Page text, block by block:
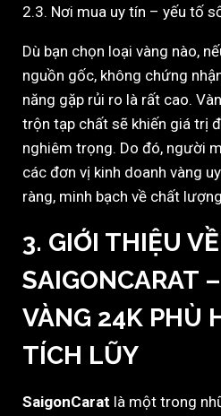
2.3. Nơi mua uy tín – yếu tố
Dù bạn chọn loại vàng nào,
nguồn gốc, không chứng
năng gặp rủi ro là rất cao.
trộn tạp chất sẽ khiến giá trị
nghiêm trọng. Do đó, người
các đơn vị kinh doanh vàng
ràng, minh bạch về chất
3. GIỚI THIỆU VỀ
SAIGONCARAT
VÀNG 24K PHÙ
TÍCH LŨY
SaigonCarat là một trong